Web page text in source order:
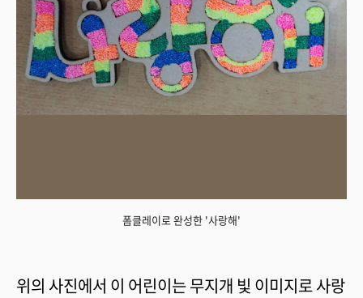
폼클레이로 완성한 '사랑해'
위의 사진에서 이 어린이는 무지개 빛 이미지로 사랑